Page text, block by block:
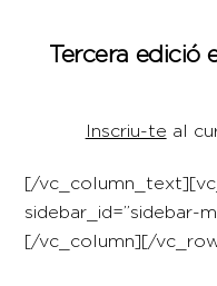
Tercera edició
Inscriu-te al
[/
sidebar_id=”sidebar-
[/vc_column][/